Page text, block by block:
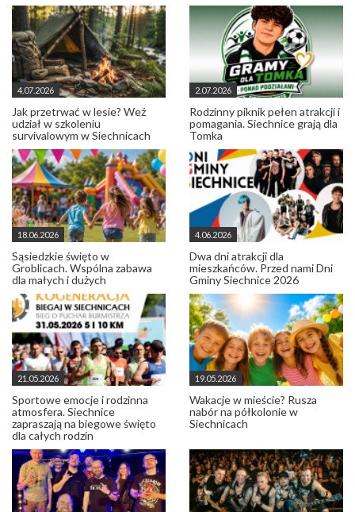
4.07.2026
Jak przetrwać w lesie? Weź
udział w szkoleniu
survivalowym w Siechnicach
2.07.2026
Rodzinny piknik pełen atrakcji i
pomagania. Siechnice grają dla
Tomka
18.06.2026
Sąsiedzkie święto w
Groblicach. Wspólna zabawa
dla małych i dużych
4.06.2026
Dwa dni atrakcji dla
mieszkańców. Przed nami Dni
Gminy Siechnice 2026
21.05.2026
Sportowe emocje i rodzinna
atmosfera. Siechnice
zapraszają na biegowe święto
dla całych rodzin
19.05.2026
Wakacje w mieście? Rusza
nabór na półkolonie w
Siechnicach